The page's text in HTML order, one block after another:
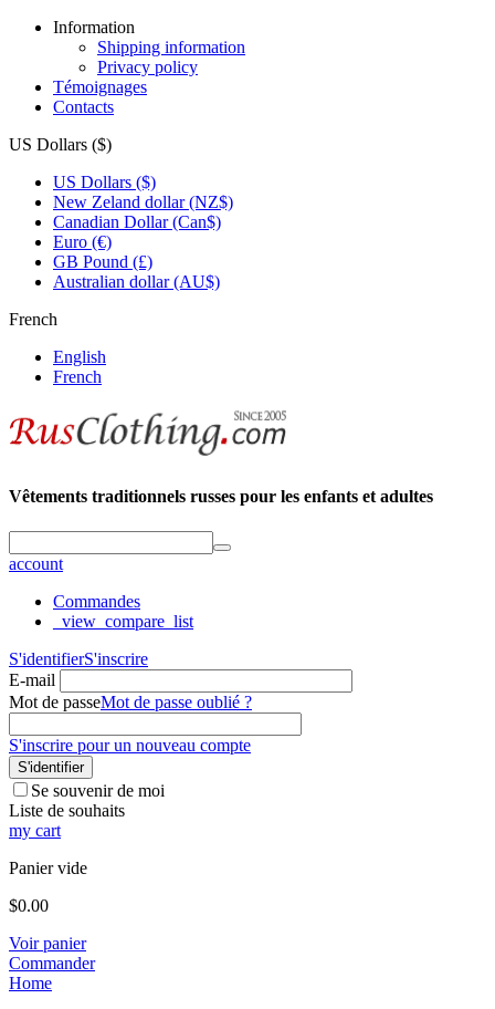
Information
Shipping information
Privacy policy
Témoignages
Contacts
US Dollars ($)
US Dollars ($)
New Zeland dollar (NZ$)
Canadian Dollar (Can$)
Euro (€)
GB Pound (£)
Australian dollar (AU$)
French
English
French
Vêtements traditionnels russes pour les enfants et adultes
account
Commandes
_view_compare_list
S'identifierS'inscrire
E-mail
Mot de passeMot de passe oublié ?
S'inscrire pour un nouveau compte
S'identifier
Se souvenir de moi
Liste de souhaits
my cart
Panier vide
$0.00
Voir panier
Commander
Home